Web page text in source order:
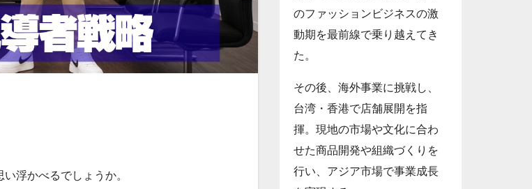
浮かべるでしょうか。
のファッションビジネスの激
動期を最前線で乗り越えてき
た。
その後、海外事業に挑戦し、
台湾・香港で店舗展開を指
揮。現地の市場や文化に合わ
せた商品開発や組織づくりを
行い、アジア市場で事業成長